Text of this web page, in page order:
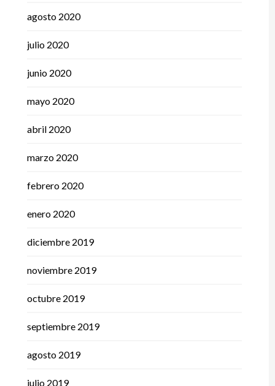
agosto 2020
julio 2020
junio 2020
mayo 2020
abril 2020
marzo 2020
febrero 2020
enero 2020
diciembre 2019
noviembre 2019
octubre 2019
septiembre 2019
agosto 2019
julio 2019